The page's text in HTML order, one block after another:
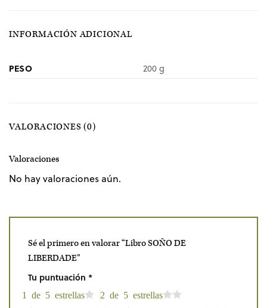
INFORMACIÓN ADICIONAL
PESO 200 g
VALORACIONES (0)
Valoraciones
No hay valoraciones aún.
Sé el primero en valorar “Libro SOÑO DE
LIBERDADE”
Tu puntuación *
1 de 5 estrellas
2 de 5 estrellas